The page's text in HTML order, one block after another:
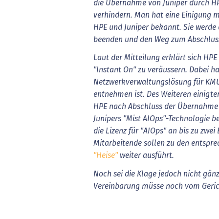
die Übernahme von Juniper durch
verhindern. Man hat eine Einigung
HPE und Juniper bekannt. Sie
beenden und den Weg zum
Laut der Mitteilung erklärt sich
"Instant On" zu veräussern. Dabei
Netzwerkverwaltungslösung für
entnehmen ist. Des Weiteren
HPE nach Abschluss der
Junipers "Mist AIOps"-Technologie
die Lizenz für "AIOps" an bis zu zwei
Mitarbeitende sollen zu den
"Heise" weiter ausführt.
Noch sei die Klage jedoch nicht
Vereinbarung müsse noch vom